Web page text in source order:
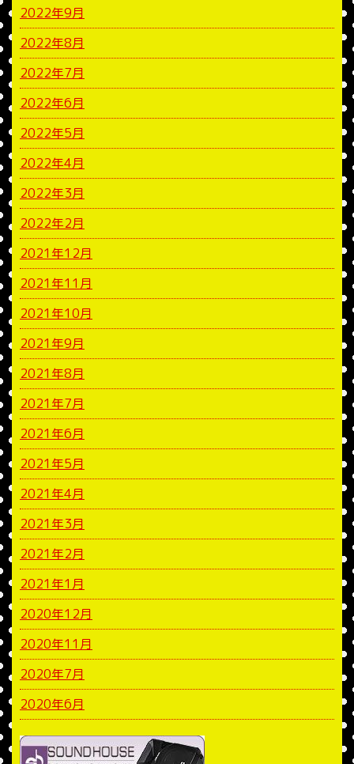
2022年9月
2022年8月
2022年7月
2022年6月
2022年5月
2022年4月
2022年3月
2022年2月
2021年12月
2021年11月
2021年10月
2021年9月
2021年8月
2021年7月
2021年6月
2021年5月
2021年4月
2021年3月
2021年2月
2021年1月
2020年12月
2020年11月
2020年7月
2020年6月